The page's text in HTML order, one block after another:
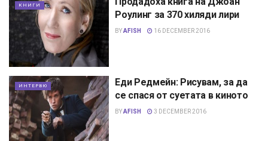
КНИГИ
Роулинг за 370 хиляди лири
BYAFISH 16 DECEMBER 2016
ИНТЕРВЮ
Еди Редмейн: Рисувам, за да
се спася от суетата в киното
BYAFISH 3 DECEMBER 2016